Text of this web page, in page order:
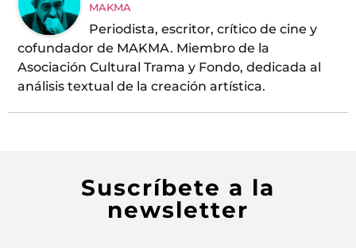
MAKMA
Periodista, escritor, crítico de cine y
cofundador de MAKMA. Miembro de la
Asociación Cultural Trama y Fondo, dedicada al
análisis textual de la creación artística.
Suscríbete a la
newsletter